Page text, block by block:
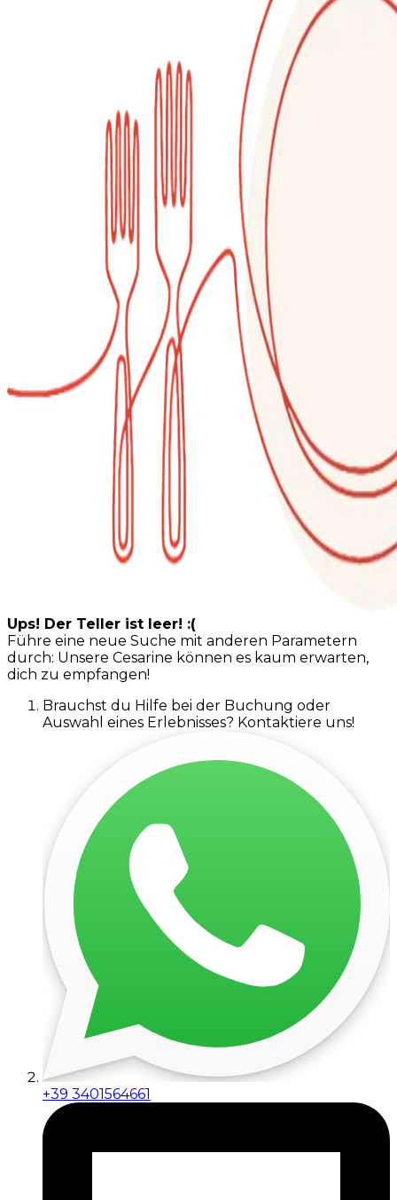
Ups! Der Teller ist leer! :(
Führe eine neue Suche mit anderen Parametern
durch: Unsere Cesarine können es kaum erwarten,
dich zu empfangen!
Brauchst du Hilfe bei der Buchung oder
Auswahl eines Erlebnisses? Kontaktiere uns!
+39 3401564661